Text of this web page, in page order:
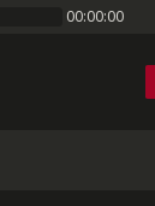
00:00:00